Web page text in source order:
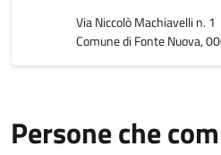
Via Niccolò Machiavelli n. 1
Comune di Fonte Nuova,
Persone che